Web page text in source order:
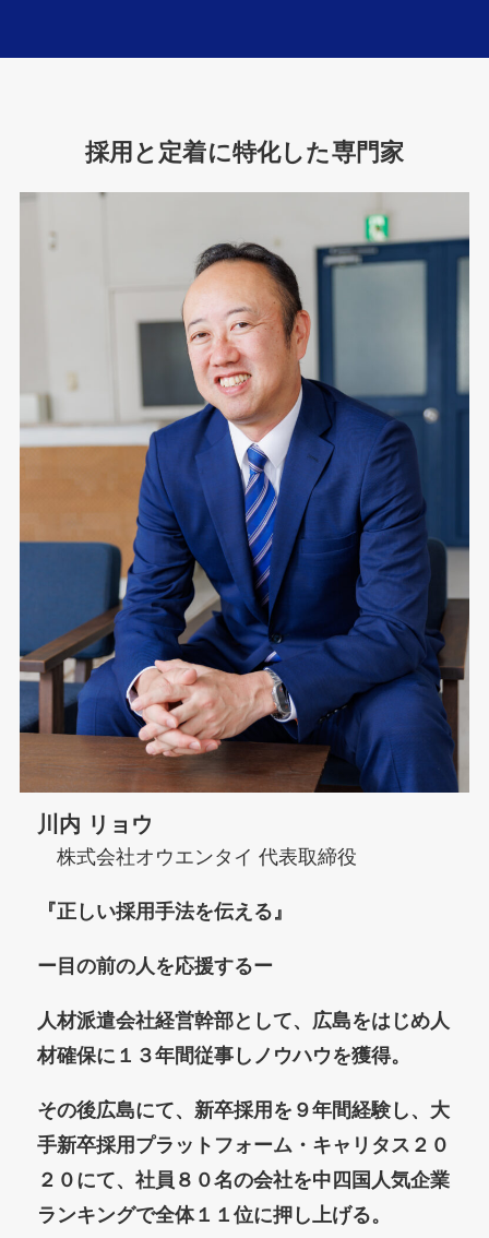
採用と定着に特化した専門家
川内 リョウ
株式会社オウエンタイ 代表取締役
『正しい採用手法を伝える』
ー目の前の人を応援するー
人材派遣会社経営幹部として、広島をはじめ人
材確保に１３年間従事しノウハウを獲得。
その後広島にて、新卒採用を９年間経験し、大
手新卒採用プラットフォーム・キャリタス２０
２０にて、社員８０名の会社を中四国人気企業
ランキングで全体１１位に押し上げる。